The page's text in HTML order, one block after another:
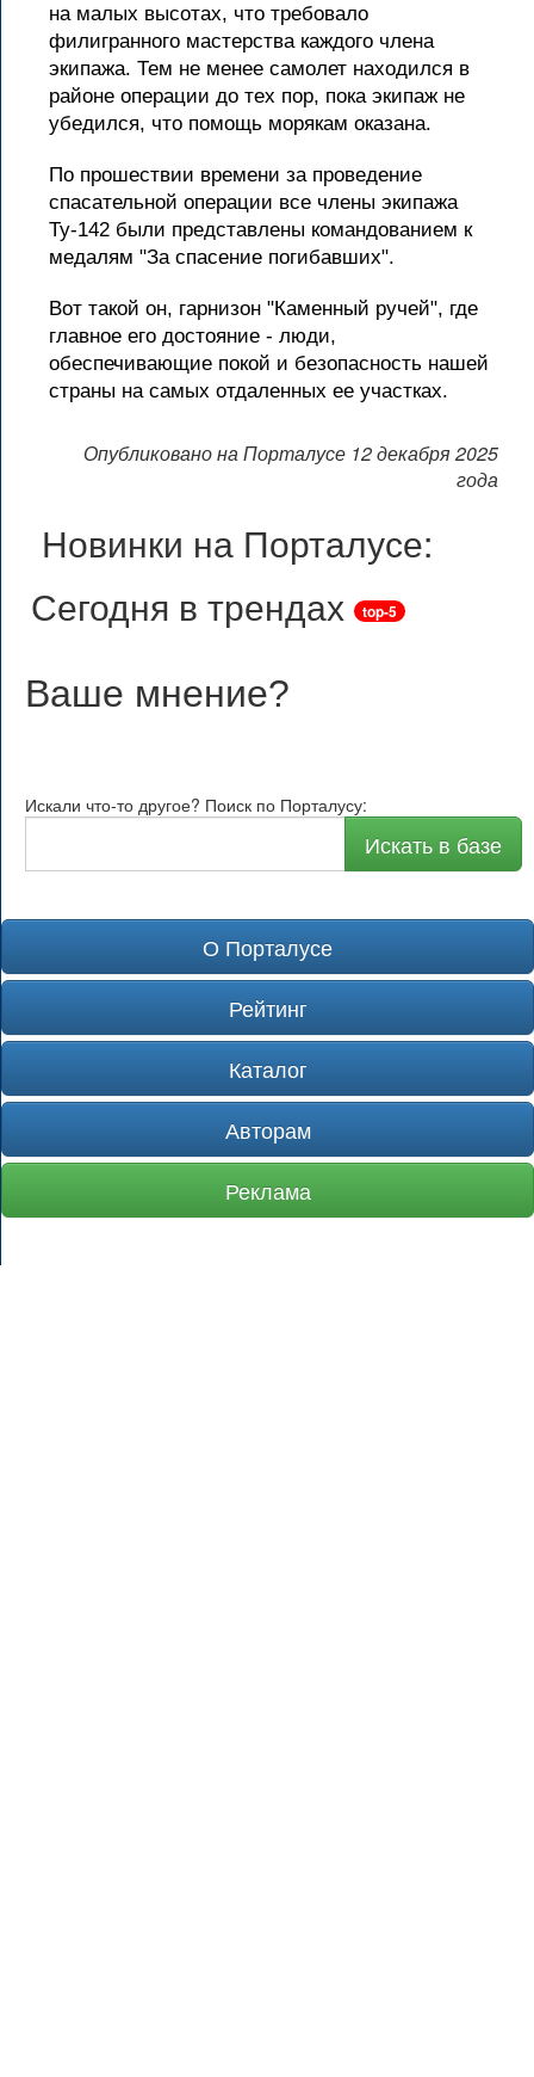
на малых высотах, что требовало
филигранного мастерства каждого члена
экипажа. Тем не менее самолет находился в
районе операции до тех пор, пока экипаж не
убедился, что помощь морякам оказана.
По прошествии времени за проведение
спасательной операции все члены экипажа
Ту-142 были представлены командованием к
медалям "За спасение погибавших".
Вот такой он, гарнизон "Каменный ручей", где
главное его достояние - люди,
обеспечивающие покой и безопасность нашей
страны на самых отдаленных ее участках.
Опубликовано на Порталусе 12 декабря 2025
года
Новинки на Порталусе:
Сегодня в трендах
top-5
Ваше мнение?
Искали что-то другое? Поиск по Порталусу:
Искать в базе
О Порталусе
Рейтинг
Каталог
Авторам
Реклама